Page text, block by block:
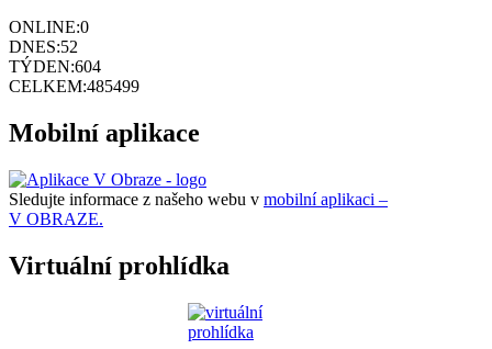
ONLINE:0
DNES:52
TÝDEN:604
CELKEM:485499
Mobilní aplikace
Sledujte informace z našeho webu v mobilní aplikaci –
V OBRAZE.
Virtuální prohlídka